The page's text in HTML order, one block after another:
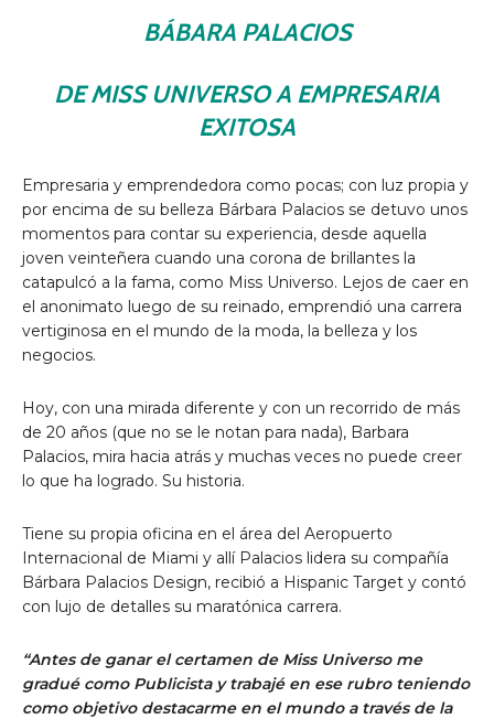
BÁBARA PALACIOS
DE MISS UNIVERSO A EMPRESARIA
EXITOSA
Empresaria y emprendedora como pocas; con luz propia y
por encima de su belleza Bárbara Palacios se detuvo unos
momentos para contar su experiencia, desde aquella
joven veinteñera cuando una corona de brillantes la
catapulcó a la fama, como Miss Universo. Lejos de caer en
el anonimato luego de su reinado, emprendió una carrera
vertiginosa en el mundo de la moda, la belleza y los
negocios.
Hoy, con una mirada diferente y con un recorrido de más
de 20 años (que no se le notan para nada), Barbara
Palacios, mira hacia atrás y muchas veces no puede creer
lo que ha logrado. Su historia.
Tiene su propia oficina en el área del Aeropuerto
Internacional de Miami y allí Palacios lidera su compañía
Bárbara Palacios Design, recibió a Hispanic Target y contó
con lujo de detalles su maratónica carrera.
“Antes de ganar el certamen de Miss Universo me
gradué como Publicista y trabajé en ese rubro teniendo
como objetivo destacarme en el mundo a través de la